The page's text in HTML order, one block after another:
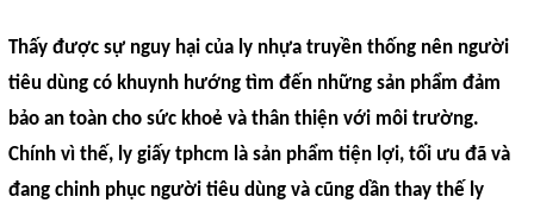
Thấy được sự nguy hại của ly nhựa truyền thống nên người
tiêu dùng có khuynh hướng tìm đến những sản phẩm đảm
bảo an toàn cho sức khoẻ và thân thiện với môi trường.
Chính vì thế, ly giấy tphcm là sản phẩm tiện lợi, tối ưu đã và
đang chinh phục người tiêu dùng và cũng dần thay thế ly